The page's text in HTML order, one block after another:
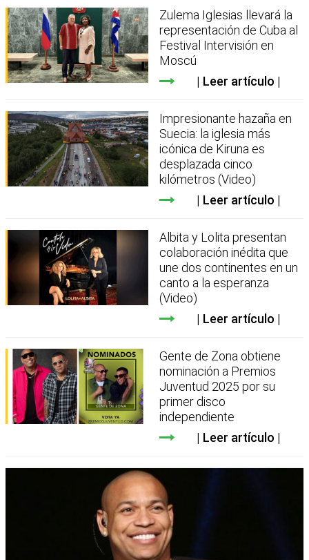
Zulema Iglesias llevará la
representación de Cuba al
Festival Intervisión en
Moscú
Leer artículo
Impresionante hazaña en
Suecia: la iglesia más
icónica de Kiruna es
desplazada cinco
kilómetros (Video)
Leer artículo
Albita y Lolita presentan
colaboración inédita que
une dos continentes en un
canto a la esperanza
(Video)
Leer artículo
Gente de Zona obtiene
nominación a Premios
Juventud 2025 por su
primer disco
independiente
Leer artículo